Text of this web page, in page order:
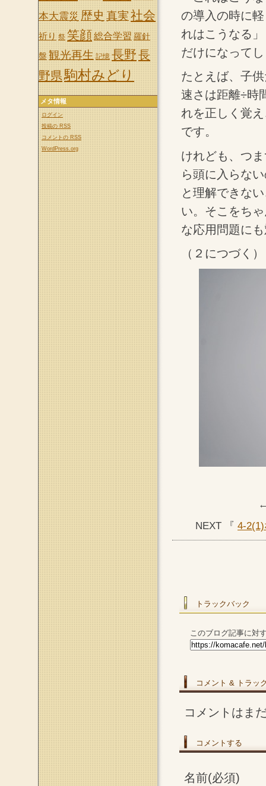
の導入の時に
れはこうなる
だけになって
たとえば、子
速さは距離÷時
れを正しく覚
です。
けれども、つ
ら頭に入らな
と理解できな
い。そこをち
な応用問題に
（２につづく）
NEXT 『 4-
トラックバック
このブログ記事に対
コメント & トラッ
コメントはま
コメントする
名前(必須)
本大震災 歴史 真実社会
祈り 祭 笑顔総合学習 羅針
盤 観光再生 記憶 長野長
野県駒村みどり
メタ情報
ログイン
投稿の RSS
コメントの RSS
WordPress.org